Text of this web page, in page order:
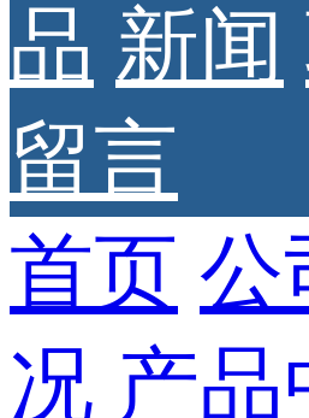
品 新闻
留言
首页 公
况 产品